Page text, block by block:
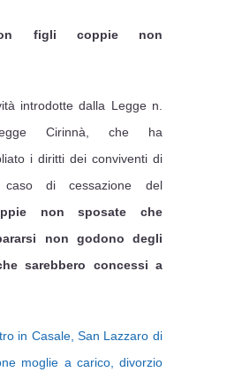
figli coppie non
introdotte dalla Legge n.
Cirinnà, che ha
i diritti dei conviventi di
di cessazione del
non sposate che
non godono degli
sarebbero concessi a
in Casale, San Lazzaro di
moglie a carico, divorzio